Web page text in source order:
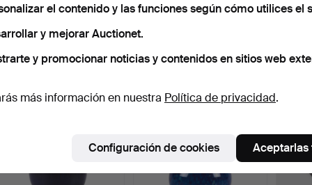
gres,
pujas
Hänkel, gres Harfur…
2 pujas
en
20
el contenido y las funciones según cómo utilices el
y mejorar Auctionet.
y promocionar noticias y contenidos en sitios web
más información en nuestra Política de privacidad.
Configuración de cookies Aceptarlas